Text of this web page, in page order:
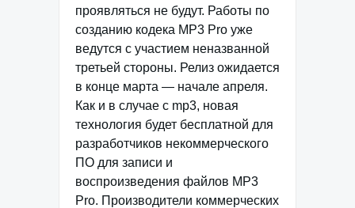
проявляться не будут. Работы по
созданию кодека MP3 Pro уже
ведутся с участием неназванной
третьей стороны. Релиз ожидается
в конце марта — начале апреля.
Как и в случае с mp3, новая
технология будет бесплатной для
разработчиков некоммерческого
ПО для записи и
воспроизведения файлов MP3
Pro. Производители коммерческих